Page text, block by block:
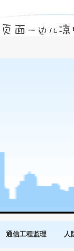
消及建筑工
通信工程监理 人